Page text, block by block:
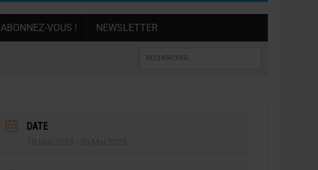
ABONNEZ-VOUS ! NEWSLETTER
DATE
18 Mai 2025 - 20 Mai 2025